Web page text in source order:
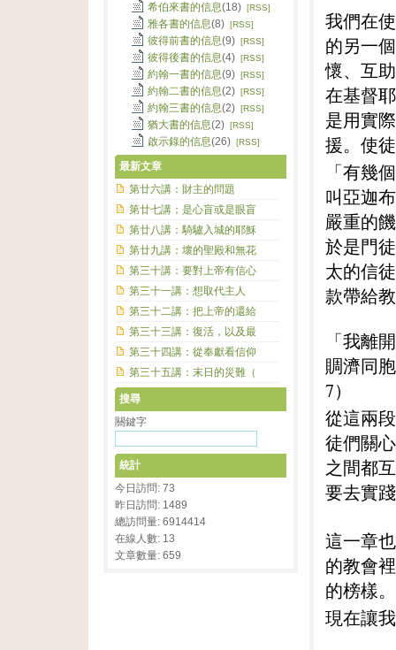
我們在
的另一
懷、互
在基督
是用實
援。使
「有幾
叫亞迦
嚴重的
於是門
太的信
款帶給
「我離
賙濟同
7）
從這兩
徒們關
之間都
要去實
這一章
的教會
的榜樣。
現在讓
希伯來書的信息(18) [RSS]
雅各書的信息(8) [RSS]
彼得前書的信息(9) [RSS]
彼得後書的信息(4) [RSS]
約翰一書的信息(9) [RSS]
約翰二書的信息(2) [RSS]
約翰三書的信息(2) [RSS]
猶大書的信息(2) [RSS]
啟示錄的信息(26) [RSS]
最新文章
第廿六講：財主的問題
第廿七講；是心盲或是眼盲
第廿八講：騎驢入城的耶穌
第廿九講：壞的聖殿和無花
第三十講：要對上帝有信心
第三十一講：想取代主人
第三十二講：把上帝的還給
第三十三講：復活，以及最
第三十四講：從奉獻看信仰
第三十五講：末日的災難（
搜尋
關鍵字
統計
今日訪問: 73
昨日訪問: 1489
總訪問量: 6914414
在線人數: 13
文章數量: 659